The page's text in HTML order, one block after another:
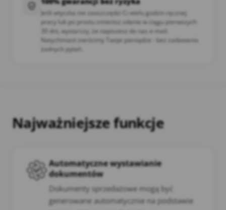
Jeśli wtyczka nie zaoszczędzi Ci wielu godzin ręcznej
pracy lub po prostu zmienisz zdanie w ciągu pierwszych
30 dni, wystarczy, że napiszesz do nas e-mail.
Natychmiast zwrócimy Twoje pieniądze - bez zadawania
żadnych pytań.
Najważniejsze funkcje
Automatyczne wystawianie
dokumentów
Dokumenty sprzedażowe mogą być
generowane automatycznie na podstawie